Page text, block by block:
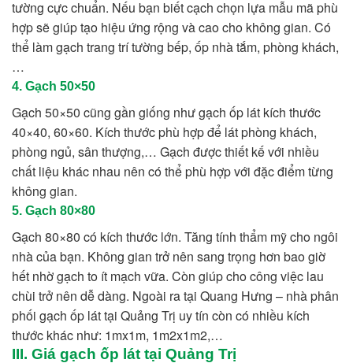
tường cực chuẩn. Nếu bạn biết cạch chọn lựa mẫu mã phù
hợp sẽ giúp tạo hiệu ứng rộng và cao cho không gian. Có
thể làm gạch trang trí tường bếp, ốp nhà tắm, phòng khách,
…
4. Gạch 50×50
Gạch 50×50 cũng gần giống như gạch ốp lát kích thước
40×40, 60×60. Kích thước phù hợp để lát phòng khách,
phòng ngủ, sân thượng,… Gạch được thiết kế với nhiều
chất liệu khác nhau nên có thể phù hợp với đặc điểm từng
không gian.
5. Gạch 80×80
Gạch 80×80 có kích thước lớn. Tăng tính thẩm mỹ cho ngôi
nhà của bạn. Không gian trở nên sang trọng hơn bao giờ
hết nhờ gạch to ít mạch vữa. Còn giúp cho công việc lau
chùi trở nên dễ dàng. Ngoài ra tại Quang Hưng – nhà phân
phối gạch ốp lát tại Quảng Trị uy tín còn có nhiều kích
thước khác như: 1mx1m, 1m2x1m2,…
III. Giá gạch ốp lát tại Quảng Trị